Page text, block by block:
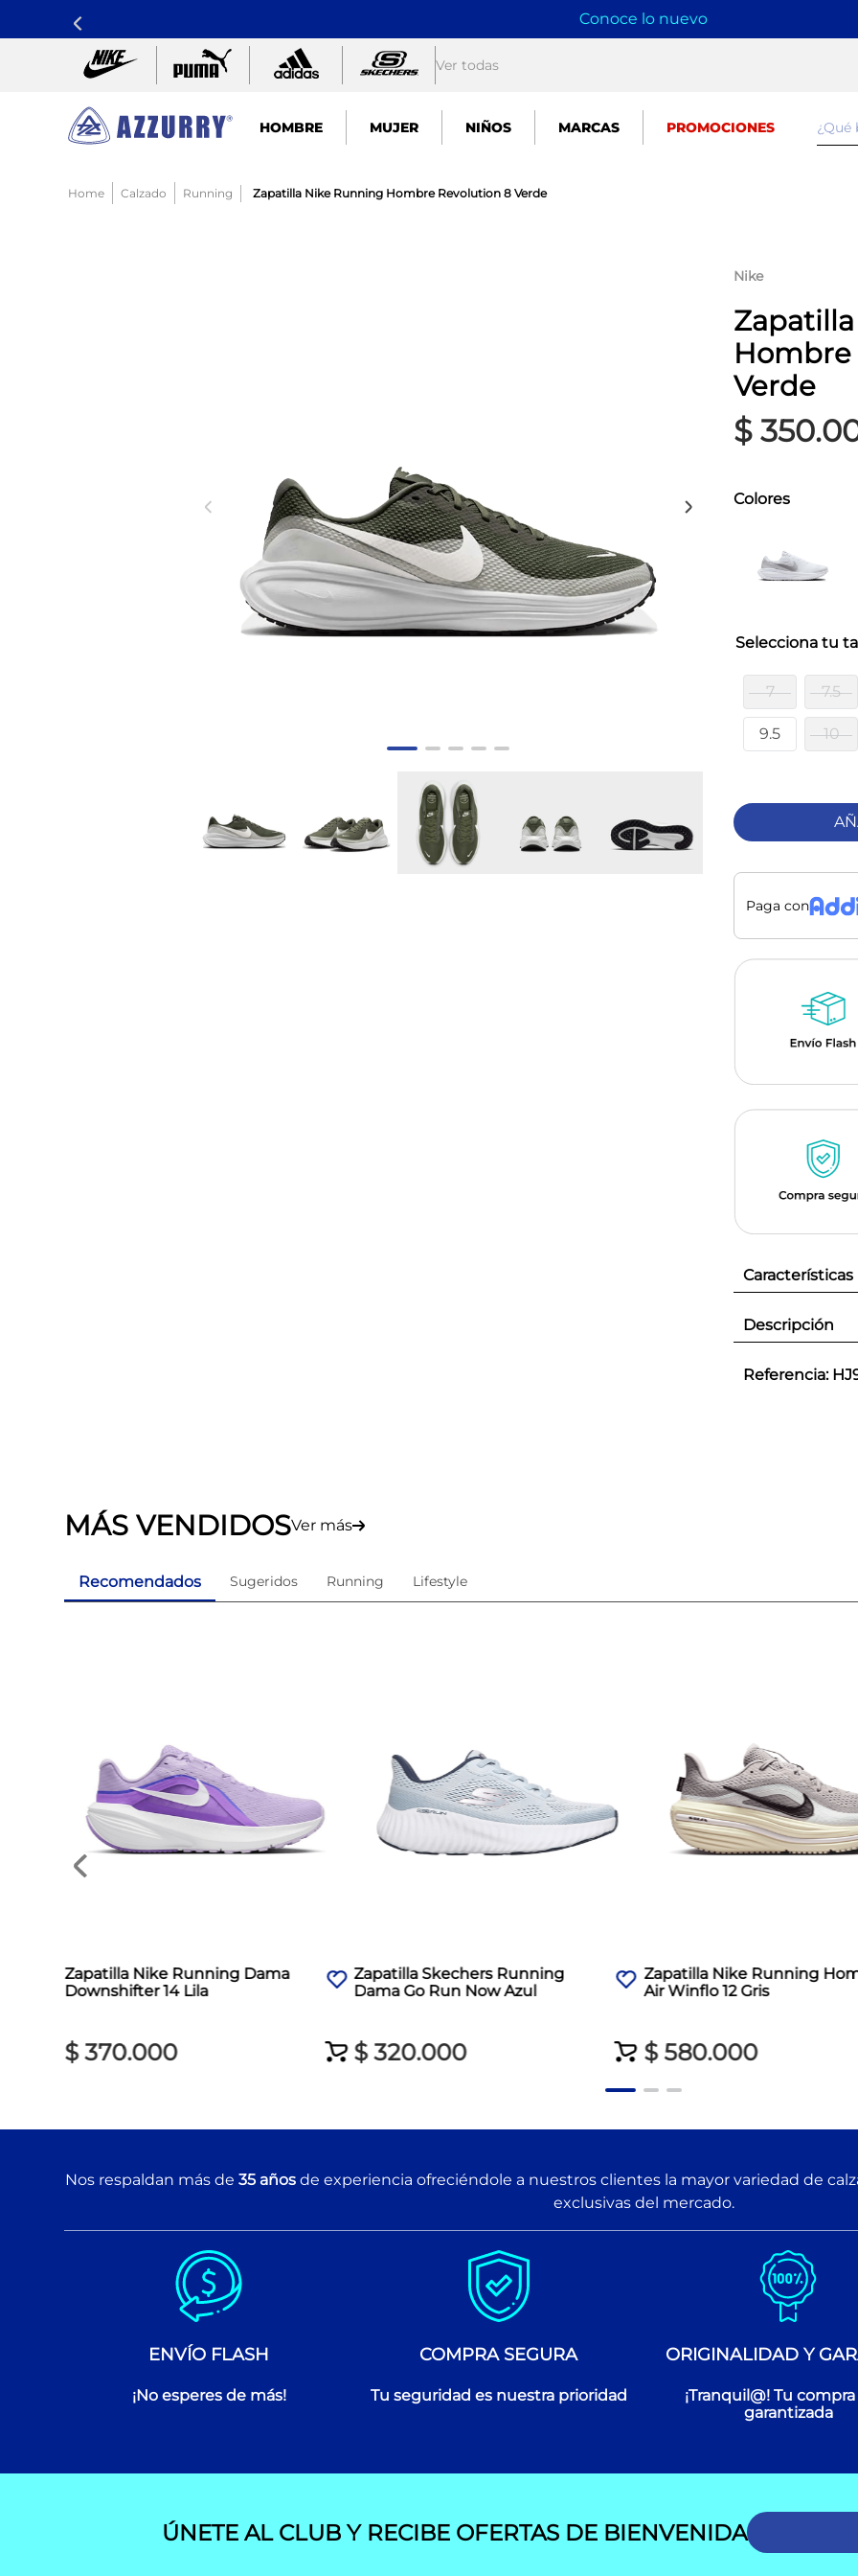
Conoce lo nuevo
Ver todas
HOMBRE MUJER NIÑOS MARCAS PROMOCIONES
Calzado Running Zapatilla Nike Running Hombre Revolution 8 Verde
Nike
Verde
$ 350.
Colores
10
7 7.5
9.5
Paga con
Características
Descripción
Referencia:
MÁS VENDIDOSVer más
Recomendados Sugeridos Running Lifestyle
Zapatilla Nike Running Dama
Downshifter 14 Lila
$ 370.000
Zapatilla Skechers Running
Dama Go Run Now Azul
$ 320.000
Zapatilla Nike Running
Air Winflo 12 Gris
$ 580.000
Nos respaldan más de 35 años de experiencia ofreciéndole a nuestros clientes la mayor variedad de
exclusivas del mercado.
ENVÍO FLASH
¡No esperes de más!
COMPRA SEGURA
Tu seguridad es nuestra prioridad
ORIGINALIDAD Y
¡Tranquil@! Tu
garantizada
ÚNETE AL CLUB Y RECIBE OFERTAS DE BIENVENIDA
nike pacific